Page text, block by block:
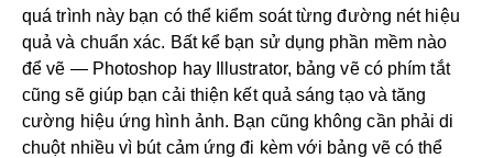
quá trình này bạn có thể kiểm soát từng đường nét hiệu
quả và chuẩn xác. Bất kể bạn sử dụng phần mềm nào
để vẽ — Photoshop hay Illustrator, bảng vẽ có phím tắt
cũng sẽ giúp bạn cải thiện kết quả sáng tạo và tăng
cường hiệu ứng hình ảnh. Bạn cũng không cần phải di
chuột nhiều vì bút cảm ứng đi kèm với bảng vẽ có thể